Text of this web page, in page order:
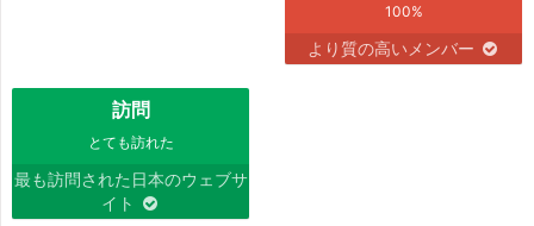
100%
より質の高いメンバー
訪問
とても訪れた
最も訪問された日本のウェブサ
イト